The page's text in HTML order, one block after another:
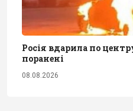
Росія вдарила по
поранені
08.08.2026